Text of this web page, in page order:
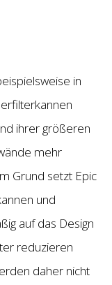
in
ihrer größeren
mehr
Grund setzt Epic
und
auf das Design
reduzieren
daher nicht